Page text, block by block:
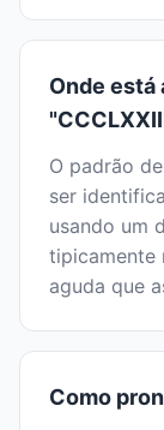
Onde está
O padrão
ser
usando um
tipicamente
aguda que
Como